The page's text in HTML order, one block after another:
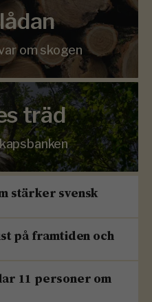
om skogen
träd
stärker svensk
på framtiden och
11 personer om